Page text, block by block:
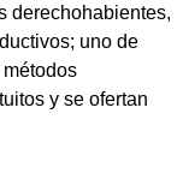
derechohabientes,
uno de
y se ofertan